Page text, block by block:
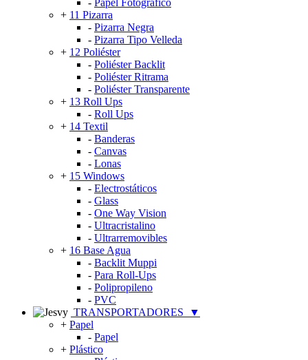
- Papel Fotográfico
+ 11 Pizarra
- Pizarra Negra
- Pizarra Tipo Velleda
+ 12 Poliéster
- Poliéster Backlit
- Poliéster Ritrama
- Poliéster Transparente
+ 13 Roll Ups
- Roll Ups
+ 14 Textil
- Banderas
- Canvas
- Lonas
+ 15 Windows
- Electrostáticos
- Glass
- One Way Vision
- Ultracristalino
- Ultrarremovibles
+ 16 Base Agua
- Backlit Muppi
- Para Roll-Ups
- Polipropileno
- PVC
TRANSPORTADORES
▼
+ Papel
- Papel
+ Plástico